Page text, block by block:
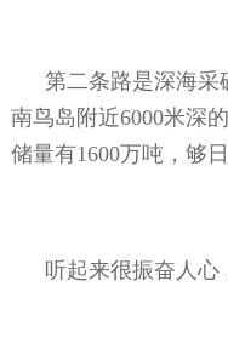
第二条路是深海采
南鸟岛附近6000米深
储量有1600万吨，够
听起来很振奋人心